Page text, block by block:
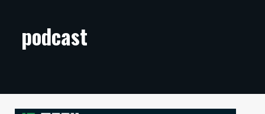
ARTIKKELIT
TECHBBS
podcast